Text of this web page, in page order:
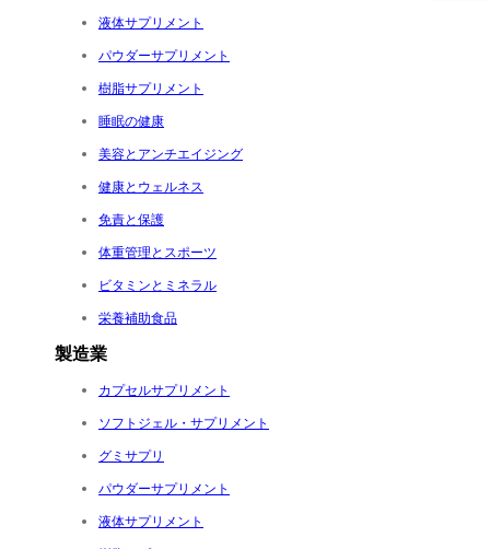
液体サプリメント
パウダーサプリメント
樹脂サプリメント
睡眠の健康
美容とアンチエイジング
健康とウェルネス
免責と保護
体重管理とスポーツ
ビタミンとミネラル
栄養補助食品
製造業
カプセルサプリメント
ソフトジェル・サプリメント
グミサプリ
パウダーサプリメント
液体サプリメント